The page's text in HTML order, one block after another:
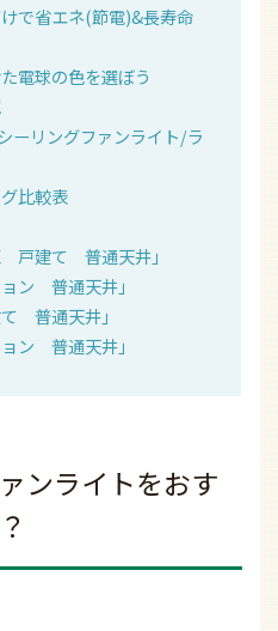
で省エネ(節電)&長寿命
電球の色を選ぼう
ーリングファンライト/ラ
比較表
戸建て 普通天井」
ン 普通天井」
普通天井」
ン 普通天井」
ンライトをおす